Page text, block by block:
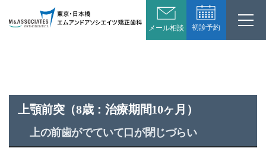
初診予約
メール相談
上顎前突（8歳：治療期間10ヶ月）
上の前歯がでていて口が閉じづらい